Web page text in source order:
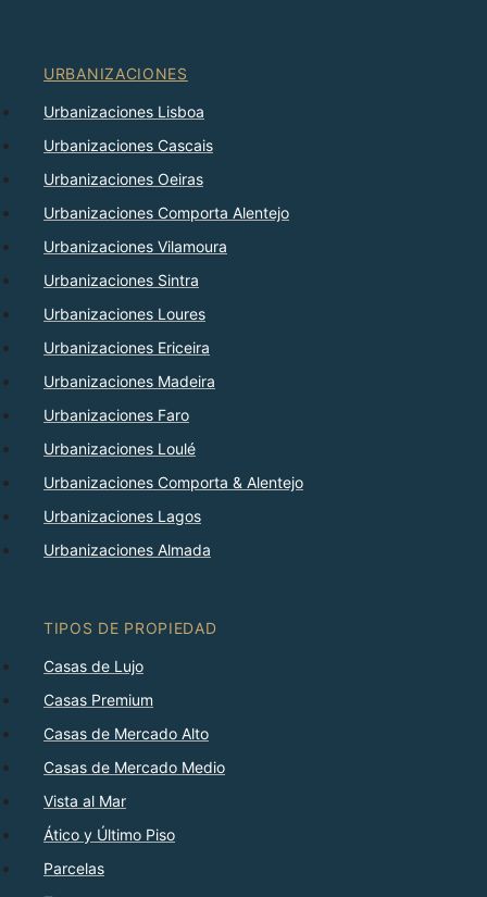
URBANIZACIONES
Urbanizaciones Lisboa
Urbanizaciones Cascais
Urbanizaciones Oeiras
Urbanizaciones Comporta Alentejo
Urbanizaciones Vilamoura
Urbanizaciones Sintra
Urbanizaciones Loures
Urbanizaciones Ericeira
Urbanizaciones Madeira
Urbanizaciones Faro
Urbanizaciones Loulé
Urbanizaciones Comporta & Alentejo
Urbanizaciones Lagos
Urbanizaciones Almada
TIPOS DE PROPIEDAD
Casas de Lujo
Casas Premium
Casas de Mercado Alto
Casas de Mercado Medio
Vista al Mar
Ático y Último Piso
Parcelas